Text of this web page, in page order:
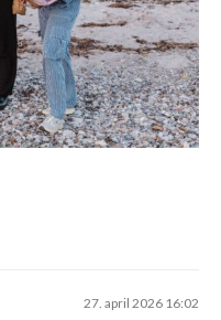
27. april 2026 16:02